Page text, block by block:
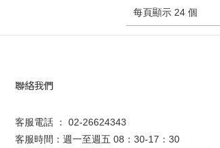
每頁顯示 24 個
聯絡我們
客服電話 ： 02-26624343
客服時間：週一至週五 08：30-17：30